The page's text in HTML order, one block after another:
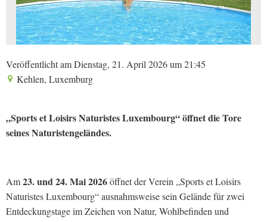
Veröffentlicht am Dienstag, 21. April 2026 um 21:45
Kehlen, Luxemburg
„Sports et Loisirs Naturistes Luxembourg“ öffnet die Tore
seines Naturistengeländes.
Am23. und 24. Mai 2026öffnet der Verein „Sports et Loisirs
Naturistes Luxembourg“ ausnahmsweise sein Gelände für zwei
Entdeckungstage im Zeichen von Natur, Wohlbefinden und